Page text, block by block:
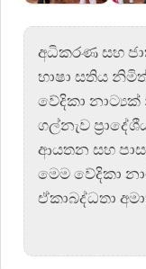
අධිකරණ සහ
භාෂා සතිය
වේදිකා
ගල්නැව
ආයතන සහ
මෙම වේදිකා
ඒකාබද්ධතා